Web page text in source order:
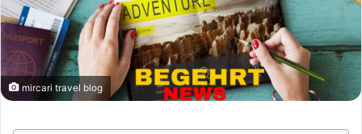
mircari travel blog